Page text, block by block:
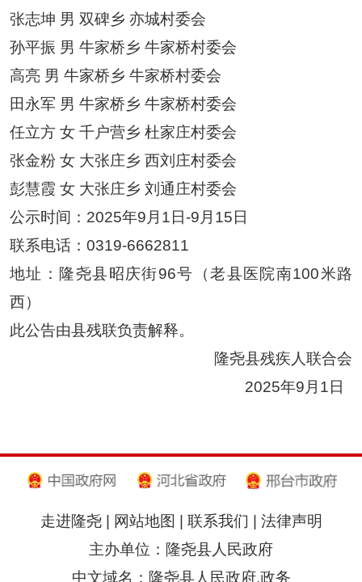
张志坤 男 双碑乡 亦城村委会
孙平振 男 牛家桥乡 牛家桥村委会
高亮 男 牛家桥乡 牛家桥村委会
田永军 男 牛家桥乡 牛家桥村委会
任立方 女 千户营乡 杜家庄村委会
张金粉 女 大张庄乡 西刘庄村委会
彭慧霞 女 大张庄乡 刘通庄村委会
公示时间： 2025年9 月 1 日-9 月 15 日
联系电话： 0319-6662811
地址：隆尧县昭庆街96号（老县医院南100米路
西）
此公告由县残联负责解释。
隆尧县残疾人联合会
2025年9 月 1 日
走进隆尧| 网站地图 | 联系我们 | 法律声明
主办单位：隆尧县人民政府
中文域名：隆尧县人民政府.政务